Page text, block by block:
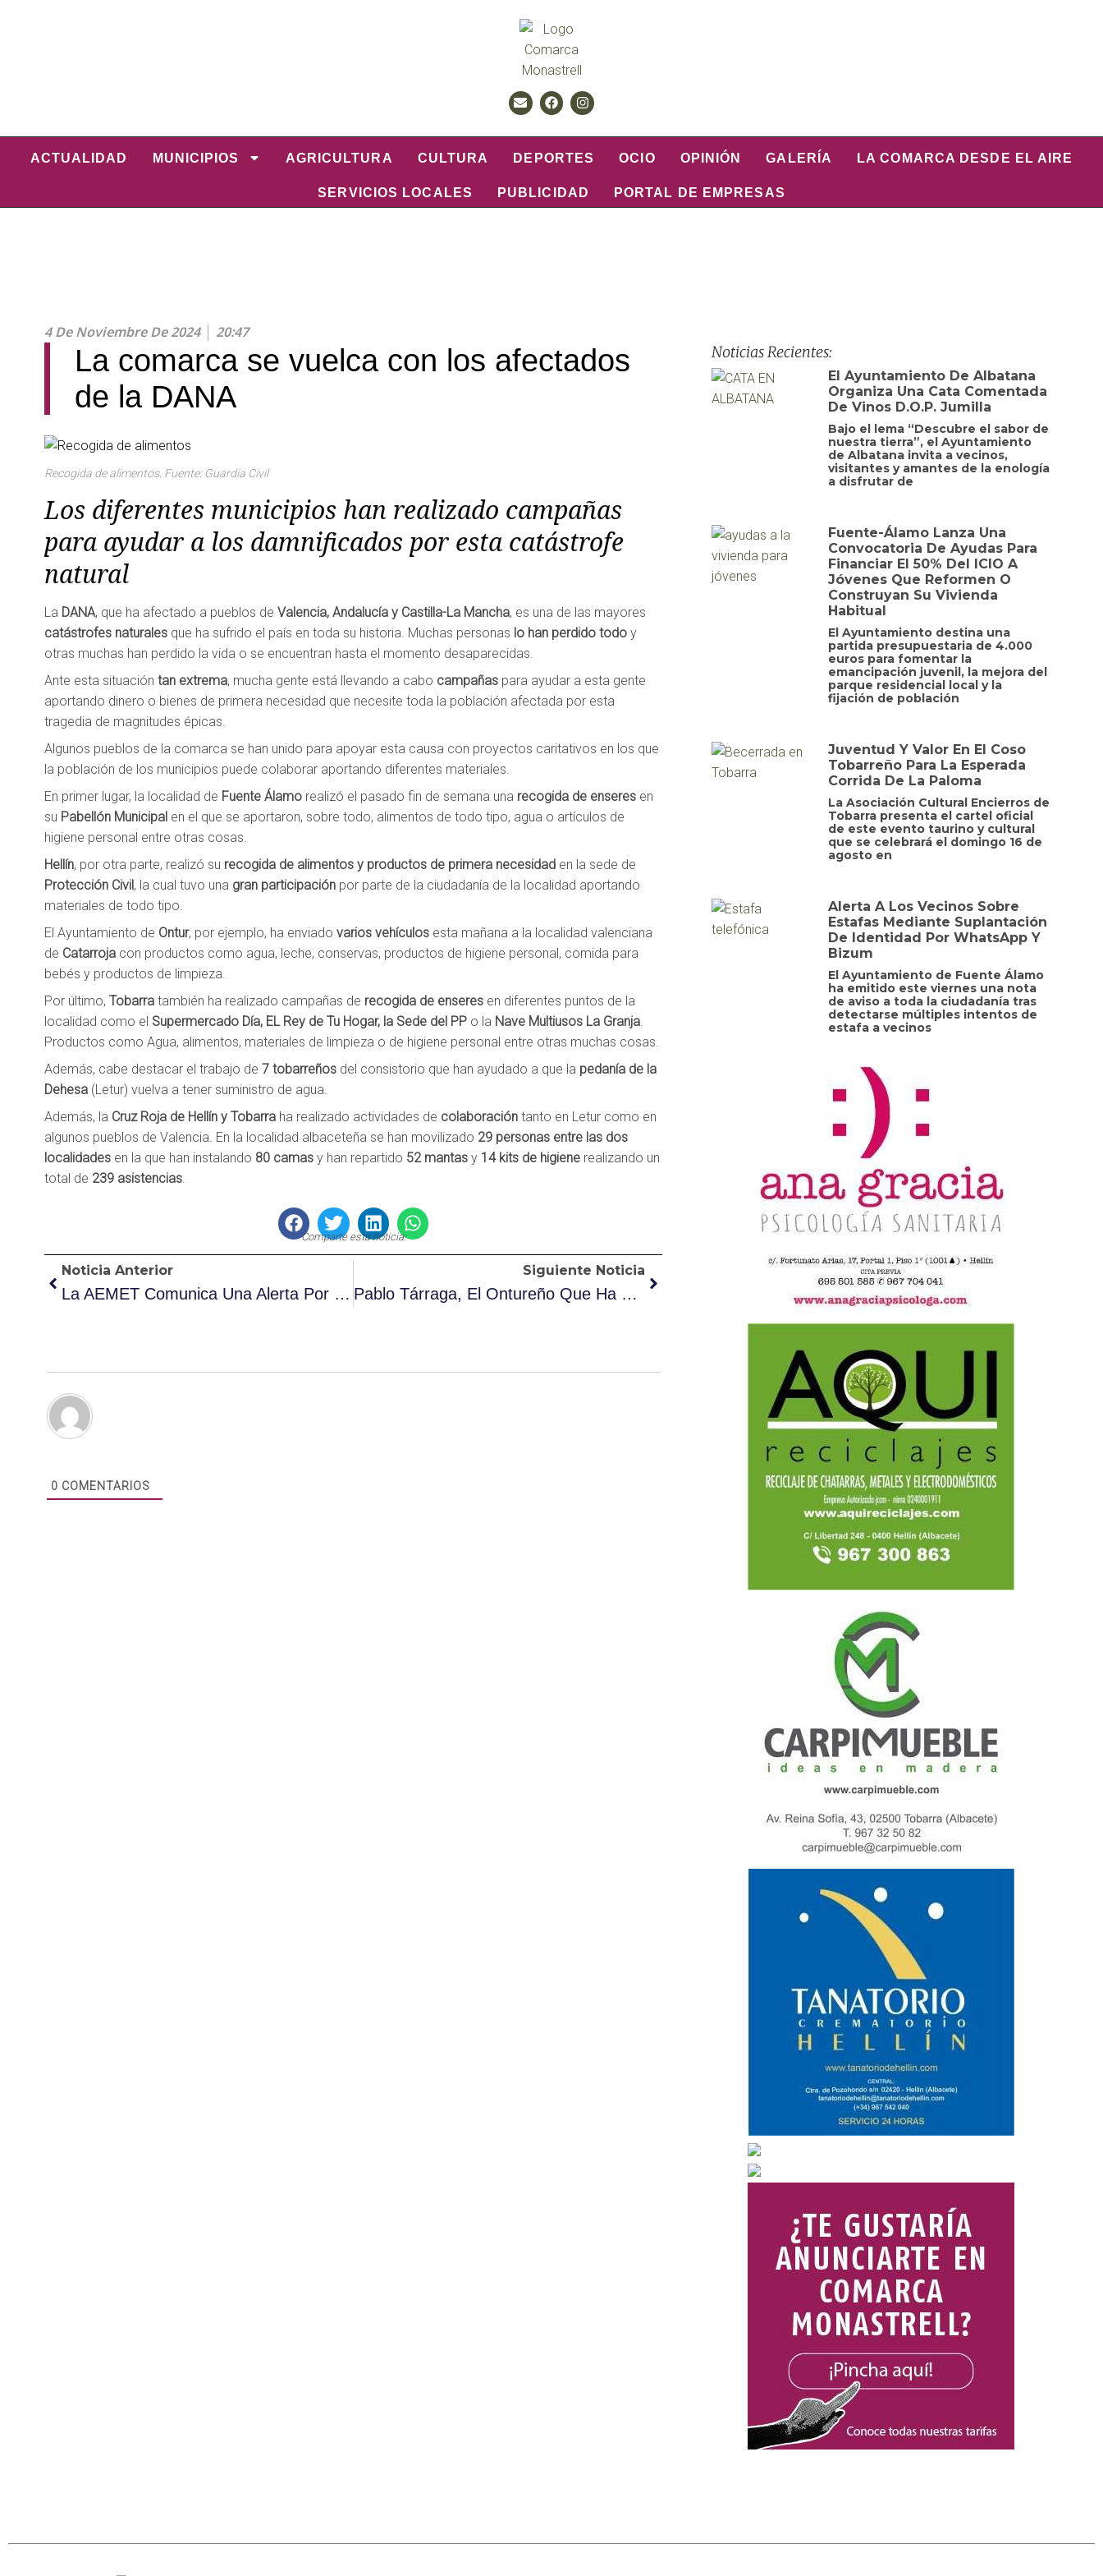
ACTUALIDAD MUNICIPIOS AGRICULTURA CULTURA DEPORTES OCIO OPINIÓN GALERÍA LA COMARCA DESDE EL AIRE
SERVICIOS LOCALES PUBLICIDAD PORTAL DE EMPRESAS
4 De Noviembre De 2024 20:47
La comarca se vuelca con los afectados
de la DANA
Recogida de alimentos. Fuente: Guardia Civil
Los diferentes municipios han realizado campañas
para ayudar a los damnificados por esta catástrofe
natural
La DANA, que ha afectado a pueblos de Valencia, Andalucía y Castilla-La Mancha, es una de las mayores
catástrofes naturalesque ha sufrido el país en toda su historia. Muchas personas lo han perdido todoy
otras muchas han perdido la vida o se encuentran hasta el momento desaparecidas.
Ante esta situación tan extrema, mucha gente está llevando a cabo campañaspara ayudar a esta gente
aportando dinero o bienes de primera necesidad que necesite toda la población afectada por esta
tragedia de magnitudes épicas.
Algunos pueblos de la comarca se han unido para apoyar esta causa con proyectos caritativos en los que
la población de los municipios puede colaborar aportando diferentes materiales.
En primer lugar, la localidad de Fuente Álamorealizó el pasado fin de semana una recogida de enseresen
su Pabellón Municipal en el que se aportaron, sobre todo, alimentos de todo tipo, agua o artículos de
higiene personal entre otras cosas.
Hellín, por otra parte, realizó su recogida de alimentos y productos de primera necesidaden la sede de
Protección Civil , la cual tuvo una gran participaciónpor parte de la ciudadanía de la localidad aportando
materiales de todo tipo.
El Ayuntamiento de Ontur, por ejemplo, ha enviado varios vehículosesta mañana a la localidad valenciana
de Catarrojacon productos como agua, leche, conservas, productos de higiene personal, comida para
bebés y productos de limpieza.
Por último, Tobarratambién ha realizado campañas de recogida de enseresen diferentes puntos de la
localidad como el Supermercado Día, EL Rey de Tu Hogar, la Sede del PPo la Nave Multiusos La Granja.
Productos como Agua, alimentos, materiales de limpieza o de higiene personal entre otras muchas cosas.
Además, cabe destacar el trabajo de 7 tobarreños del consistorio que han ayudado a que la pedanía de la
Dehesa(Letur) vuelva a tener suministro de agua.
Además, la Cruz Roja de Hellín y Tobarraha realizado actividades de colaboracióntanto en Letur como en
algunos pueblos de Valencia. En la localidad albaceteña se han movilizado 29 personas entre las dos
localidadesen la que han instalando 80 camasy han repartido 52 mantasy 14 kits de higiene realizando un
total de 239 asistencias.
Comparte esta noticia:
Noticia Anterior
La AEMET Comunica Una Alerta Por Lluvias Torrenciales En Diferentes Zonas
Siguiente Noticia
Pablo Tárraga, El Ontureño Que Ha Quedado Octavo Del Mundo En Ajedrez
0 COMENTARIOS
Noticias Recientes:
El Ayuntamiento De Albatana
Organiza Una Cata Comentada
De Vinos D.O.P. Jumilla
Bajo el lema “Descubre el sabor de
nuestra tierra”, el Ayuntamiento
de Albatana invita a vecinos,
visitantes y amantes de la enología
a disfrutar de
Fuente-Álamo Lanza Una
Convocatoria De Ayudas Para
Financiar El 50% Del ICIO A
Jóvenes Que Reformen O
Construyan Su Vivienda
Habitual
El Ayuntamiento destina una
partida presupuestaria de 4.000
euros para fomentar la
emancipación juvenil, la mejora del
parque residencial local y la
fijación de población
Juventud Y Valor En El Coso
Tobarreño Para La Esperada
Corrida De La Paloma
La Asociación Cultural Encierros de
Tobarra presenta el cartel oficial
de este evento taurino y cultural
que se celebrará el domingo 16 de
agosto en
Alerta A Los Vecinos Sobre
Estafas Mediante Suplantación
De Identidad Por WhatsApp Y
Bizum
El Ayuntamiento de Fuente Álamo
ha emitido este viernes una nota
de aviso a toda la ciudadanía tras
detectarse múltiples intentos de
estafa a vecinos